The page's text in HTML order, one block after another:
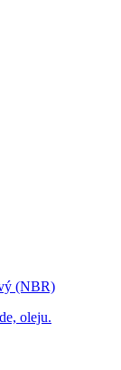
(NBR)
oleju.